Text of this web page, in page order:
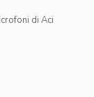
di Aci